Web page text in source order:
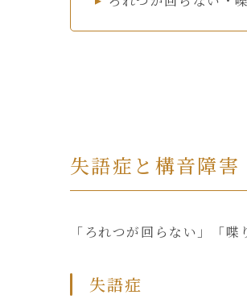
失語症と構音障害
「ろれつが回らない」「
失語症